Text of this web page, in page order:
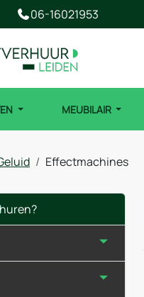
06-16021953
MEUBILAIR
Effectmachines